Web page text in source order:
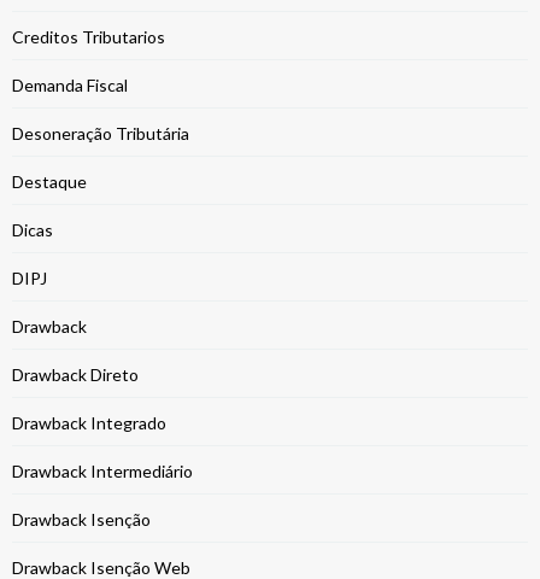
Creditos Tributarios
Demanda Fiscal
Desoneração Tributária
Destaque
Dicas
DIPJ
Drawback
Drawback Direto
Drawback Integrado
Drawback Intermediário
Drawback Isenção
Drawback Isenção Web